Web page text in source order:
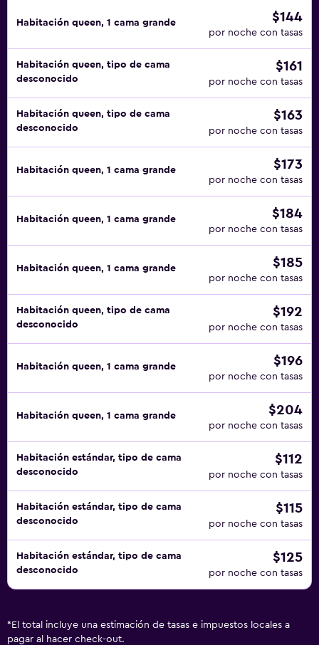
Habitación queen, 1 cama grande $144
por noche con tasas
Habitación queen, tipo de cama
desconocido
$161
por noche con tasas
Habitación queen, tipo de cama
desconocido
$163
por noche con tasas
Habitación queen, 1 cama grande $173
por noche con tasas
Habitación queen, 1 cama grande $184
por noche con tasas
Habitación queen, 1 cama grande $185
por noche con tasas
Habitación queen, tipo de cama
desconocido
$192
por noche con tasas
Habitación queen, 1 cama grande $196
por noche con tasas
Habitación queen, 1 cama grande $204
por noche con tasas
Habitación estándar, tipo de cama
desconocido
$112
por noche con tasas
Habitación estándar, tipo de cama
desconocido
$115
por noche con tasas
Habitación estándar, tipo de cama
desconocido
$125
por noche con tasas
* El total incluye una estimación de tasas e impuestos locales a
pagar al hacer check-out.